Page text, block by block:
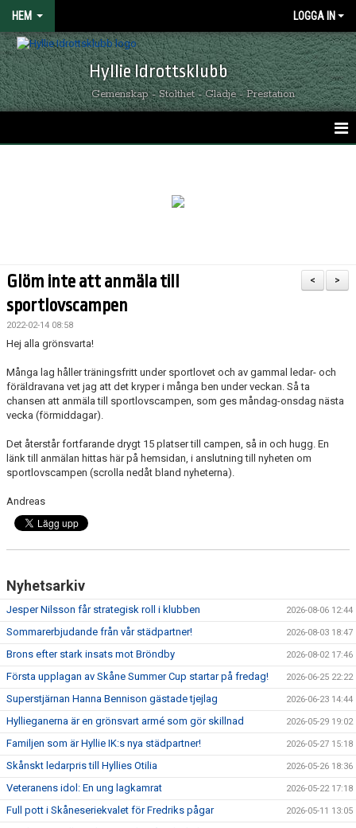
HEM LOGGA IN
Hyllie Idrottsklubb
Gemenskap - Stolthet - Glädje - Prestation
OM HYLLIE IK
KIOSKEN
SPONSORER
HYLLIEDAGEN
FÖR BESÖKARE
>
<
Glöm inte att anmäla till
sportlovscampen
2022-02-14 08:58
Hej alla grönsvarta!
Många lag håller träningsfritt under sportlovet och av gammal ledar- och
föräldravana vet jag att det kryper i många ben under veckan. Så ta
chansen att anmäla till sportlovscampen, som ges måndag-onsdag nästa
vecka (förmiddagar).
Det återstår fortfarande drygt 15 platser till campen, så in och hugg. En
länk till anmälan hittas här på hemsidan, i anslutning till nyheten om
sportlovscampen (scrolla nedåt bland nyheterna).
Andreas
Nyhetsarkiv
Jesper Nilsson får strategisk roll i klubben 2026-08-06 12:44
Sommarerbjudande från vår städpartner! 2026-08-03 18:47
Brons efter stark insats mot Bröndby 2026-08-02 17:46
Första upplagan av Skåne Summer Cup startar på fredag! 2026-06-25 22:22
Superstjärnan Hanna Bennison gästade tjejlag 2026-06-23 14:44
Hyllieganerna är en grönsvart armé som gör skillnad 2026-05-29 19:02
Familjen som är Hyllie IK:s nya städpartner! 2026-05-27 15:18
Skånskt ledarpris till Hyllies Otilia 2026-05-26 18:36
Veteranens idol: En ung lagkamrat 2026-05-22 17:18
Full pott i Skåneseriekvalet för Fredriks pågar 2026-05-11 13:05